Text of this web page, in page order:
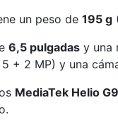
un peso de 195 g
6,5 pulgadas y una
+ 2 MP) y una
MediaTek Helio